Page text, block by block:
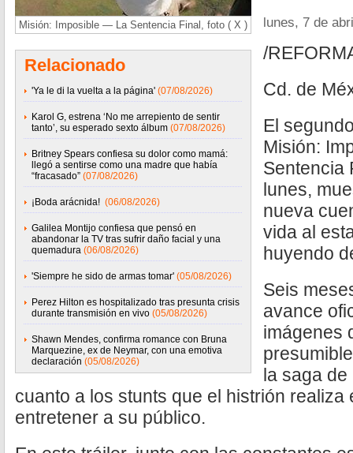
Misión: Imposible — La Sentencia Final, foto ( X )
Relacionado
'Ya le di la vuelta a la página' (07/08/2026)
Karol G, estrena ‘No me arrepiento de sentir
tanto’, su esperado sexto álbum (07/08/2026)
Britney Spears confiesa su dolor como mamá:
llegó a sentirse como una madre que había
“fracasado” (07/08/2026)
¡Boda arácnida! (06/08/2026)
Galilea Montijo confiesa que pensó en
abandonar la TV tras sufrir daño facial y una
quemadura (06/08/2026)
'Siempre he sido de armas tomar' (05/08/2026)
Perez Hilton es hospitalizado tras presunta crisis
durante transmisión en vivo (05/08/2026)
Shawn Mendes, confirma romance con Bruna
Marquezine, ex de Neymar, con una emotiva
declaración (05/08/2026)
lunes, 7 de
/
Cd. de
El
Misión:
Sentencia
lunes,
nueva
vida al
huyendo
Seis
avance
imágenes
la saga
cuanto a los stunts que el histrión realiza
entretener a su público.